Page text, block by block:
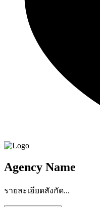
Agency Name
รายละเอียดสังกัด...